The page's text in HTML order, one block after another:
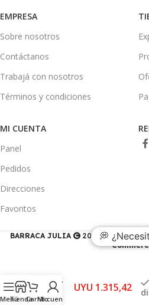
EMPRESA
Sobre nosotros
Contáctanos
Trabajá con nosotros
Términos y condiciones
MI CUENTA
Panel
Pedidos
Direcciones
Favoritos
BARRACA JULIA 2023 -
MenúTiendaCarritoMi cuenta
5/8″ –
Para
UYU 1.315,42
💭